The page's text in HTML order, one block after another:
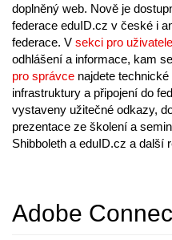
doplněný web. Nově je
federace eduID.cz v české i
federace. V sekci pro uživatele
odhlášení a informace, kam
pro správce najdete
infrastruktury a připojení do
vystaveny užitečné odkazy,
prezentace ze školení a
Shibboleth a eduID.cz a další
Adobe